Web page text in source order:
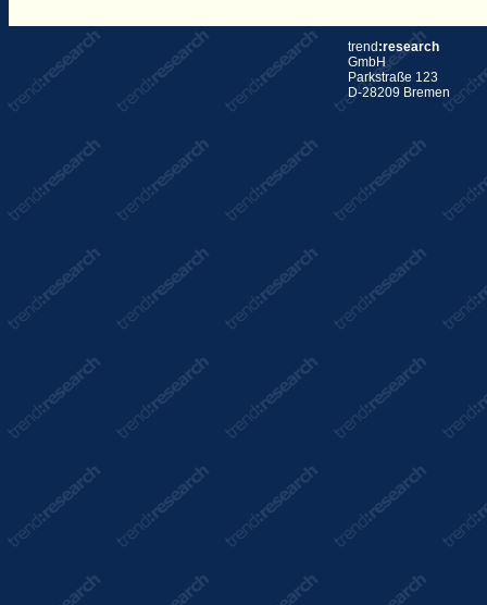
trend :research
GmbH
Parkstraße 123
D-28209 Bremen